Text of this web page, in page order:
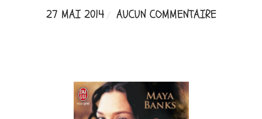
27 MAI 2014 AUCUN COMMENTAIRE